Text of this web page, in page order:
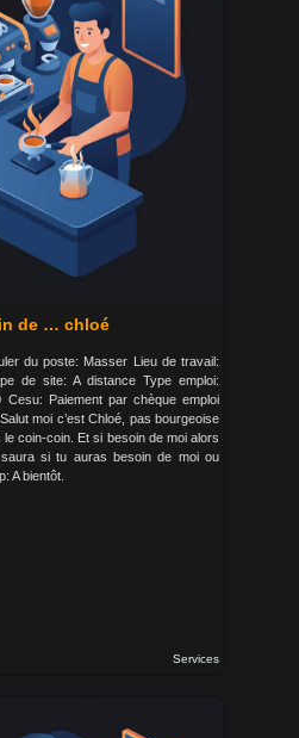
de … chloé
du poste: Masser Lieu de travail:
de site: A distance Type emploi:
Cesu: Paiement par chèque emploi
moi c’est Chloé, pas bourgeoise
coin-coin. Et si besoin de moi alors
si tu auras besoin de moi ou
A bientôt.
Services